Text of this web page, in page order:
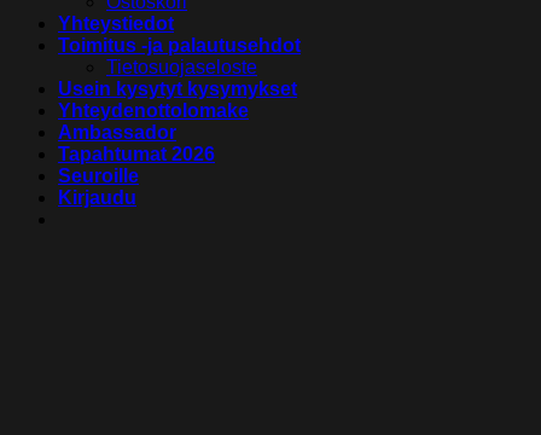
Yhteystiedot
Toimitus -ja palautusehdot
Tietosuojaseloste
Usein kysytyt kysymykset
Yhteydenottolomake
Ambassador
Tapahtumat 2026
Seuroille
Kirjaudu